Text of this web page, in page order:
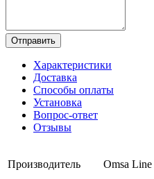
Отправить
Характеристики
Доставка
Способы оплаты
Установка
Вопрос-ответ
Отзывы
Производитель Omsa